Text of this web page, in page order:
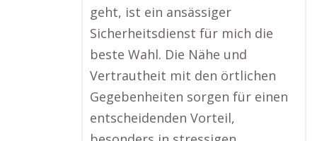
geht, ist ein ansässiger
Sicherheitsdienst für mich die
beste Wahl. Die Nähe und
Vertrautheit mit den örtlichen
Gegebenheiten sorgen für einen
entscheidenden Vorteil,